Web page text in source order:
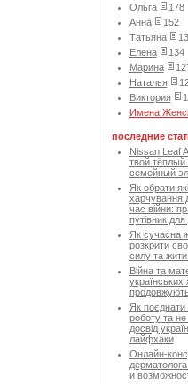
Ольга
178
Анна
152
Татьяна
Елена
134
Марина
Наталья
Виктория
Имена
последние
Nissan Leaf
твой
семейный
Як обрати
харчування
час війни:
путівник
Як сучасна
розкрити
силу та жити
Війна та
українських
Як поєднати
роботу та не
досвід
лайфхаки
Онлайн-
и